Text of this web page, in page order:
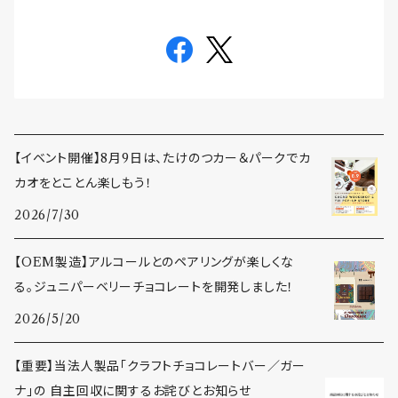
【イベント開催】8月9日は、たけのつカー＆パークでカ
カオをとことん楽しもう！
2026/7/30
【OEM製造】アルコールとのペアリングが楽しくな
る。ジュニパーベリーチョコレートを開発しました！
2026/5/20
【重要】当法人製品「クラフトチョコレートバー／ガー
ナ」の 自主回収に関するお詫びとお知らせ